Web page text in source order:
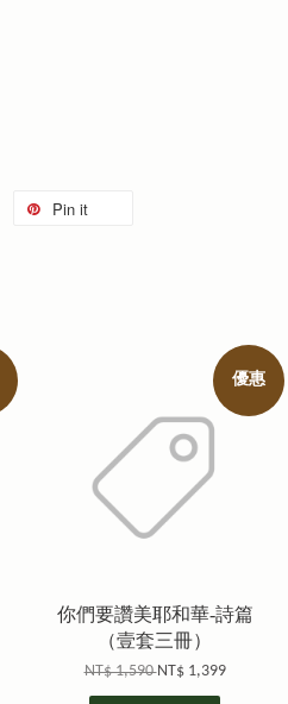
Pin it
優惠
你們要讚美耶和華-詩篇
（壹套三冊）
NT$ 1,590NT$ 1,399